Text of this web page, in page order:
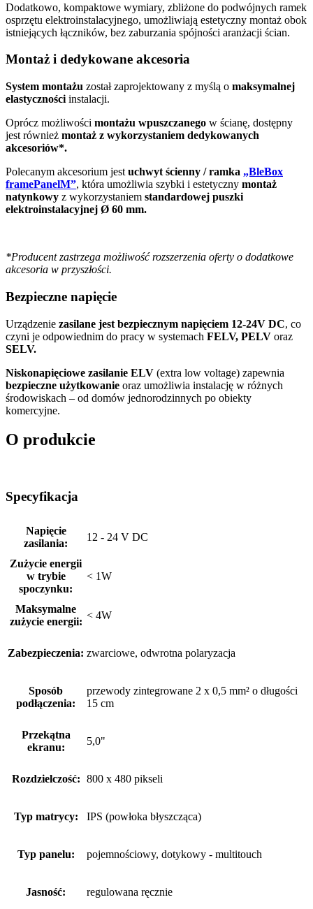
Dodatkowo, kompaktowe wymiary, zbliżone do podwójnych ramek
osprzętu elektroinstalacyjnego, umożliwiają estetyczny montaż obok
istniejących łączników, bez zaburzania spójności aranżacji ścian.
Montaż i dedykowane akcesoria
System montażu został zaprojektowany z myślą o maksymalnej
elastyczności instalacji.
Oprócz możliwości montażu wpuszczanego w ścianę, dostępny
jest również montaż z wykorzystaniem dedykowanych
akcesoriów*.
Polecanym akcesorium jest uchwyt ścienny / ramka „BleBox
framePanelM”, która umożliwia szybki i estetyczny montaż
natynkowy z wykorzystaniem standardowej puszki
elektroinstalacyjnej Ø 60 mm.
*Producent zastrzega możliwość rozszerzenia oferty o dodatkowe
akcesoria w przyszłości.
Bezpieczne napięcie
Urządzenie zasilane jest bezpiecznym napięciem 12-24V DC, co
czyni je odpowiednim do pracy w systemach FELV, PELV oraz
SELV.
Niskonapięciowe zasilanie ELV (extra low voltage) zapewnia
bezpieczne użytkowanie oraz umożliwia instalację w różnych
środowiskach – od domów jednorodzinnych po obiekty
komercyjne.
O produkcie
Specyfikacja
Napięcie
zasilania:
12 - 24 V DC
Zużycie energii
w trybie
spoczynku:
< 1W
Maksymalne
zużycie energii:
< 4W
Zabezpieczenia: zwarciowe, odwrotna polaryzacja
Sposób
podłączenia:
przewody zintegrowane 2 x 0,5 mm² o długości
15 cm
Przekątna
ekranu:
5,0"
Rozdzielczość: 800 x 480 pikseli
Typ matrycy: IPS (powłoka błyszcząca)
Typ panelu: pojemnościowy, dotykowy - multitouch
Jasność: regulowana ręcznie